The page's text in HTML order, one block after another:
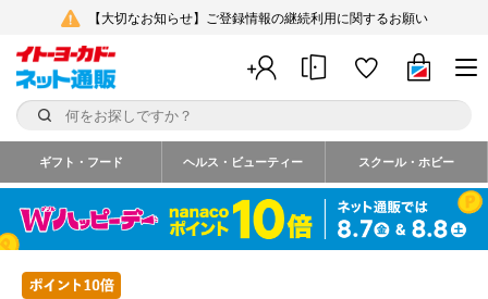
【大切なお知らせ】ご登録情報の継続利用に関するお願い
ギフト・フード ヘルス・ビューティー スクール・ホビー